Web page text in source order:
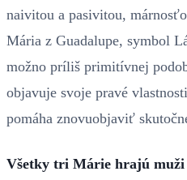
naivitou a pasivitou,
Mária z Guadalupe, symbol
možno príliš primitívnej
objavuje svoje pravé
pomáha znovuobjaviť
Všetky tri Márie hrajú muži